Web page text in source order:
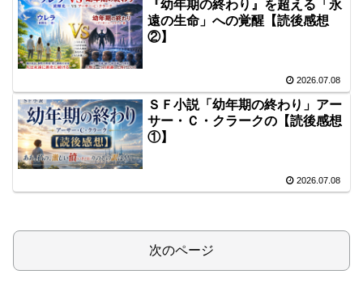
『幼年期の終わり』を超える「永
遠の生命」への覚醒【読後感想
②】
2026.07.08
ＳＦ小説「幼年期の終わり」アー
サー・Ｃ・クラークの【読後感想
①】
2026.07.08
次のページ